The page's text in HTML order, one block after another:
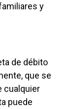
y
de débito
que se
cualquier
puede